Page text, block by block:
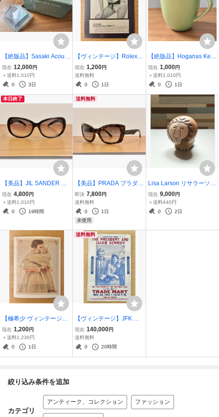
【絶版品】Sasaki Acousti
cs Sound Object SO-3 Pyr
amid サウンドオブジェ
現在 12,000円
＋送料1,010円
0
3日
【ヴィンテージ】Rolex
ロレックス ヴィンテージ
広告 ボストン専門店スタ
ンプ有 ルディ・ゲルンラ
現在 1,200円
送料無料
0
1日
【絶版品】Hoganas Kera
mik ホガナス ケラミック
Made in Sweden
現在 1,000円
＋送料1,010円
0
1日
本日終了
【美品】JIL SANDER ジ
ルサンダー JS602S 保証
書付
現在 4,800円
＋送料1,010円
0
19時間
送料無料
【美品】PRADA プラダ
サングラス POSTCARDS
COLLECTION 2010年モ
デル 保証書付
即決 7,800円
送料無料
0
1日
未使用
Lisa Larson リサラーソン
ライオン Sサイズ Made i
n Sweden ヴィンテージ
陶器 北欧
現在 9,000円
＋送料440円
0
2日
【極希少 ヴィンテージ広
告】BORGANA 猫 子猫 額
装用 ボストン専門店スタ
ンプ有 50s アンティーク
現在 1,200円
＋送料1,230円
0
1日
送料無料
【ヴィンテージ】JFK ケ
ネディ大統領 ダラス訪問
歓迎ポスター 1963年 11
月22日 暗殺当日 Dallas W
現在 140,000円
送料無料
0
20時間
絞り込み条件を追加
カテゴリ
アンティーク、コレクション ファッション